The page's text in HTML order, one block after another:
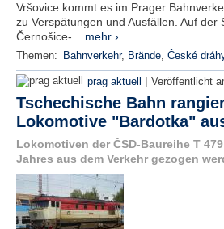
Vršovice kommt es im Prager
zu Verspätungen und Ausfällen. Auf der
Černošice-... mehr ›
Themen: Bahnverkehr, Brände, České
prag aktuell | Veröffentlicht
Tschechische Bahn
Lokomotive "Bardotka"
Lokomotiven der ČSD-Baureihe T
Jahres aus dem Verkehr gezogen